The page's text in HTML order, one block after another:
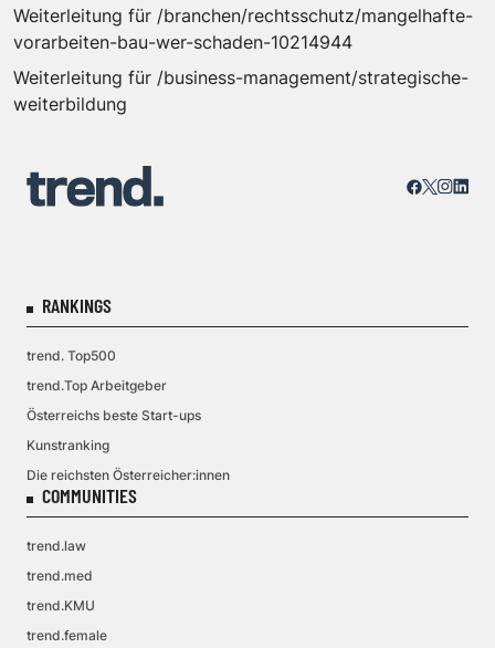
Weiterleitung für /branchen/rechtsschutz/mangelhafte-
vorarbeiten-bau-wer-schaden-10214944
Weiterleitung für /business-management/strategische-
weiterbildung
RANKINGS
trend. Top500
trend.Top Arbeitgeber
Österreichs beste Start-ups
Kunstranking
Die reichsten Österreicher:innen
COMMUNITIES
trend.law
trend.med
trend.KMU
trend.female